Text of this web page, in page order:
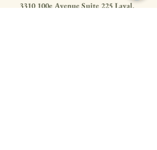
3310 100e Avenue Suite 225 Laval,